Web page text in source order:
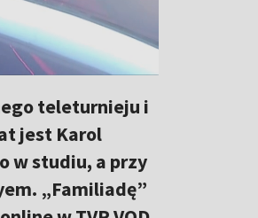
teleturnieju i
jest Karol
w studiu, a przy
„Familiadę”